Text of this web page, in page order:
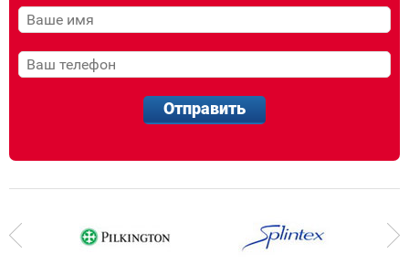
Отправить